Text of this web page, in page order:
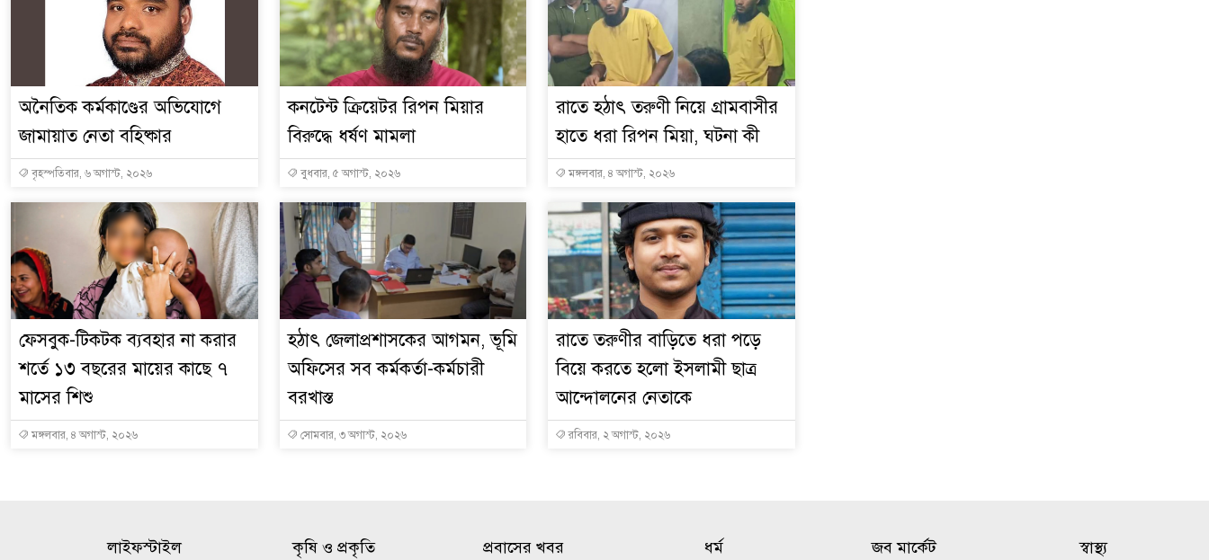
অনৈতিক কর্মকাণ্ডের অভিযোগে
জামায়াত নেতা বহিষ্কার
বৃহস্পতিবার, ৬ অগাস্ট, ২০২৬
কনটেন্ট ক্রিয়েটর রিপন মিয়ার
বিরুদ্ধে ধর্ষণ মামলা
বুধবার, ৫ অগাস্ট, ২০২৬
রাতে হঠাৎ তরুণী নিয়ে গ্রামবাসীর
হাতে ধরা রিপন মিয়া, ঘটনা কী
মঙ্গলবার, ৪ অগাস্ট, ২০২৬
ফেসবুক-টিকটক ব্যবহার না করার
শর্তে ১৩ বছরের মায়ের কাছে ৭
মাসের শিশু
মঙ্গলবার, ৪ অগাস্ট, ২০২৬
হঠাৎ জেলাপ্রশাসকের আগমন, ভূমি
অফিসের সব কর্মকর্তা-কর্মচারী
বরখাস্ত
সোমবার, ৩ অগাস্ট, ২০২৬
রাতে তরুণীর বাড়িতে ধরা পড়ে
বিয়ে করতে হলো ইসলামী ছাত্র
আন্দোলনের নেতাকে
রবিবার, ২ অগাস্ট, ২০২৬
লাইফস্টাইল কৃষি ও প্রকৃতি প্রবাসের খবর ধর্ম জব মার্কেট স্বাস্থ্য